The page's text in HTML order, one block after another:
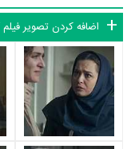
شریفی‌نیا،حسن معجونی،
خیراندیشومهدی حسینی‌نیا
گورکن حدود 11
گورکن را یک اثر پربازیگر
بازی گرفتن از این تعداد
باید بررسی کرد آیاکاظم
اضافه کردن تصویر